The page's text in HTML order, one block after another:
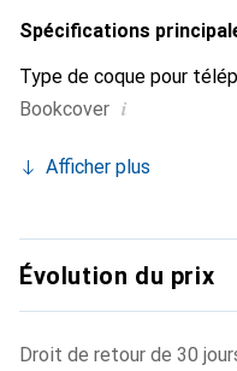
Spécifications
Type de coque pour
Bookcover i
Afficher plus
Évolution du prix
Droit de retour de 30